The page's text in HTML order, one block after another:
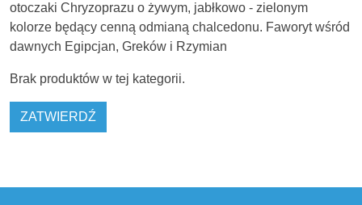
otoczaki Chryzoprazu o żywym, jabłkowo - zielonym
kolorze będący cenną odmianą chalcedonu. Faworyt wśród
dawnych Egipcjan, Greków i Rzymian
Brak produktów w tej kategorii.
ZATWIERDŹ